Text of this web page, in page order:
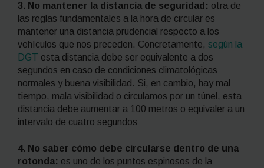
3. No mantener la distancia de seguridad: otra de
las reglas fundamentales a la hora de circular es
mantener una distancia prudencial respecto a los
vehículos que nos preceden. Concretamente, según la
DGT esta distancia debe ser equivalente a dos
segundos en caso de condiciones climatológicas
normales y buena visibilidad. Si, en cambio, hay mal
tiempo, mala visibilidad o circulamos por un túnel, esta
distancia debe aumentar a 100 metros o equivaler a un
intervalo de cuatro segundos
4. No saber cómo debe circularse dentro de una
rotonda: es uno de los puntos espinosos de la